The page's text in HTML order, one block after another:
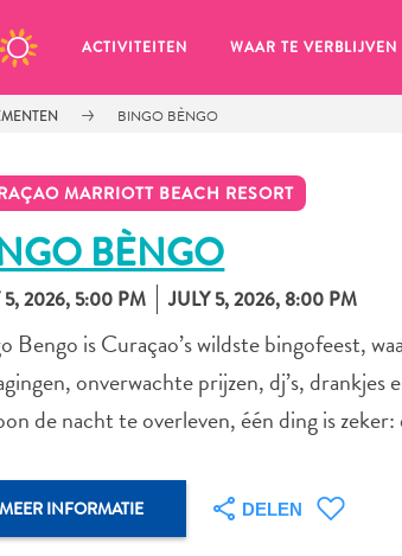
ACTIVITEITEN WAAR TE VERBLIJVEN
BINGO BÈNGO
MARRIOTT BEACH RESORT
BÈNGO
5, 2026, 5:00 PM JULY 5, 2026, 8:00 PM
Bengo is Curaçao’s wildste bingofeest,
onverwachte prijzen, dj’s,
de nacht te overleven, één ding is
MEER INFORMATIE DELEN
je nog geen
wil slaan om later nog eens te bekijken, klik